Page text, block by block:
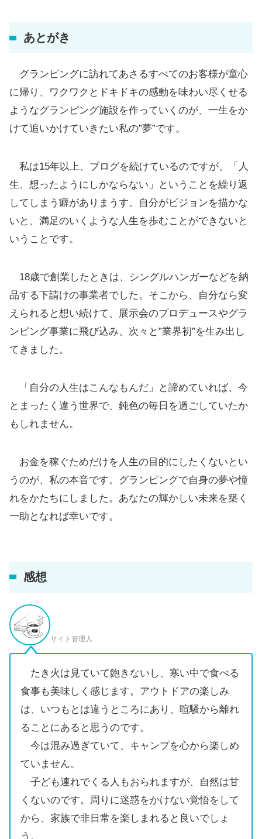
あとがき
グランピングに訪れてあさるすべてのお客様が童心
に帰り、ワクワクとドキドキの感動を味わい尽くせる
ようなグランピング施設を作っていくのが、一生をか
けて追いかけていきたい私の”夢”です。
私は15年以上、ブログを続けているのですが、「人
生、想ったようにしかならない」ということを繰り返
してしまう癖がありまうす。自分がビジョンを描かな
いと、満足のいくような人生を歩むことができないと
いうことです。
18歳で創業したときは、シングルハンガーなどを納
品する下請けの事業者でした。そこから、自分なら変
えられると想い続けて、展示会のプロデュースやグラ
ンピング事業に飛び込み、次々と”業界初”を生み出し
てきました。
「自分の人生はこんなもんだ」と諦めていれば、今
とまったく違う世界で、鈍色の毎日を過ごしていたか
もしれません。
お金を稼ぐためだけを人生の目的にしたくないとい
うのが、私の本音です。グランピングで自身の夢や憧
れをかたちにしました。あなたの輝かしい未来を築く
一助となれば幸いです。
感想
サイト管理人
たき火は見ていて飽きないし、寒い中で食べる
食事も美味しく感じます。アウトドアの楽しみ
は、いつもとは違うところにあり、喧騒から離れ
ることにあると思うのです。
今は混み過ぎていて、キャンプを心から楽しめ
ていません。
子ども連れでくる人もおられますが、自然は甘
くないのです。周りに迷惑をかけない覚悟をして
から、家族で非日常を楽しまれると良いでしょ
う。